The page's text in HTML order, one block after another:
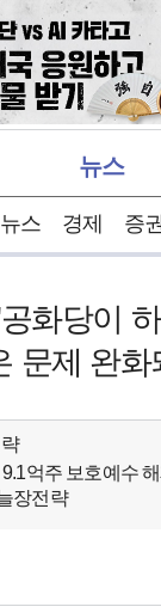
뉴스
스 경제 증권
화당이
문제 완화
억주 보호예수
장전략